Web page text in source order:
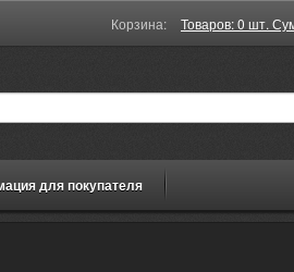
Корзина: Товаров: 0 шт.
для покупателя